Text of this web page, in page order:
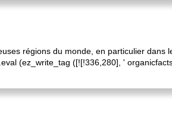
régions du monde, en particulier dans
(ez_write_tag ([![!336,280], '